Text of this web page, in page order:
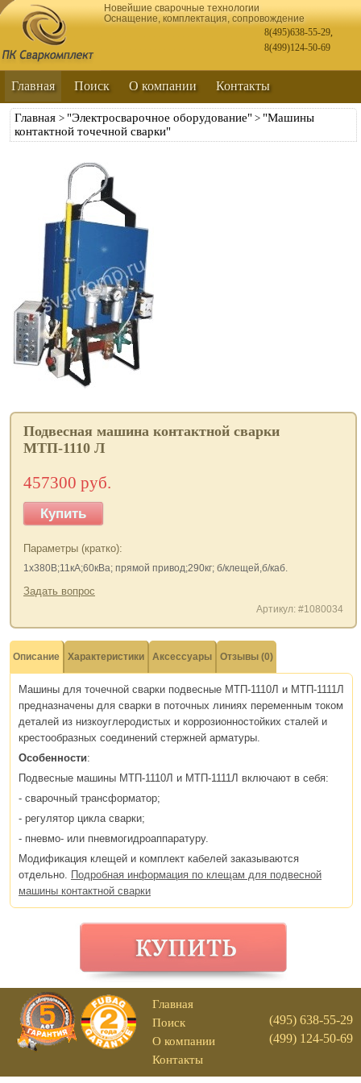
Новейшие сварочные технологии
Оснащение, комплектация, сопровождение
8(495)638-55-29,
8(499)124-50-69
Главная Поиск О компании Контакты
Главная > "Электросварочное оборудование" > "Машины
контактной точечной сварки"
Подвесная машина контактной сварки
МТП-1110 Л
457300 руб.
Купить
Параметры (кратко):
1х380В;11кА;60кВа; прямой привод;290кг; б/клещей,б/каб.
Задать вопрос
Артикул: #1080034
Описание Характеристики Аксессуары Отзывы (0)
Машины для точечной сварки подвесные МТП-1110Л и МТП-1111Л
предназначены для сварки в поточных линиях переменным током
деталей из низкоуглеродистых и коррозионностойких сталей и
крестообразных соединений стержней арматуры.
Особенности:
Подвесные машины МТП-1110Л и МТП-1111Л включают в себя:
- сварочный трансформатор;
- регулятор цикла сварки;
- пневмо- или пневмогидроаппаратуру.
Модификация клещей и комплект кабелей заказываются
отдельно. Подробная информация по клещам для подвесной
машины контактной сварки
Главная
Поиск
О компании
Контакты
(495) 638-55-29
(499) 124-50-69